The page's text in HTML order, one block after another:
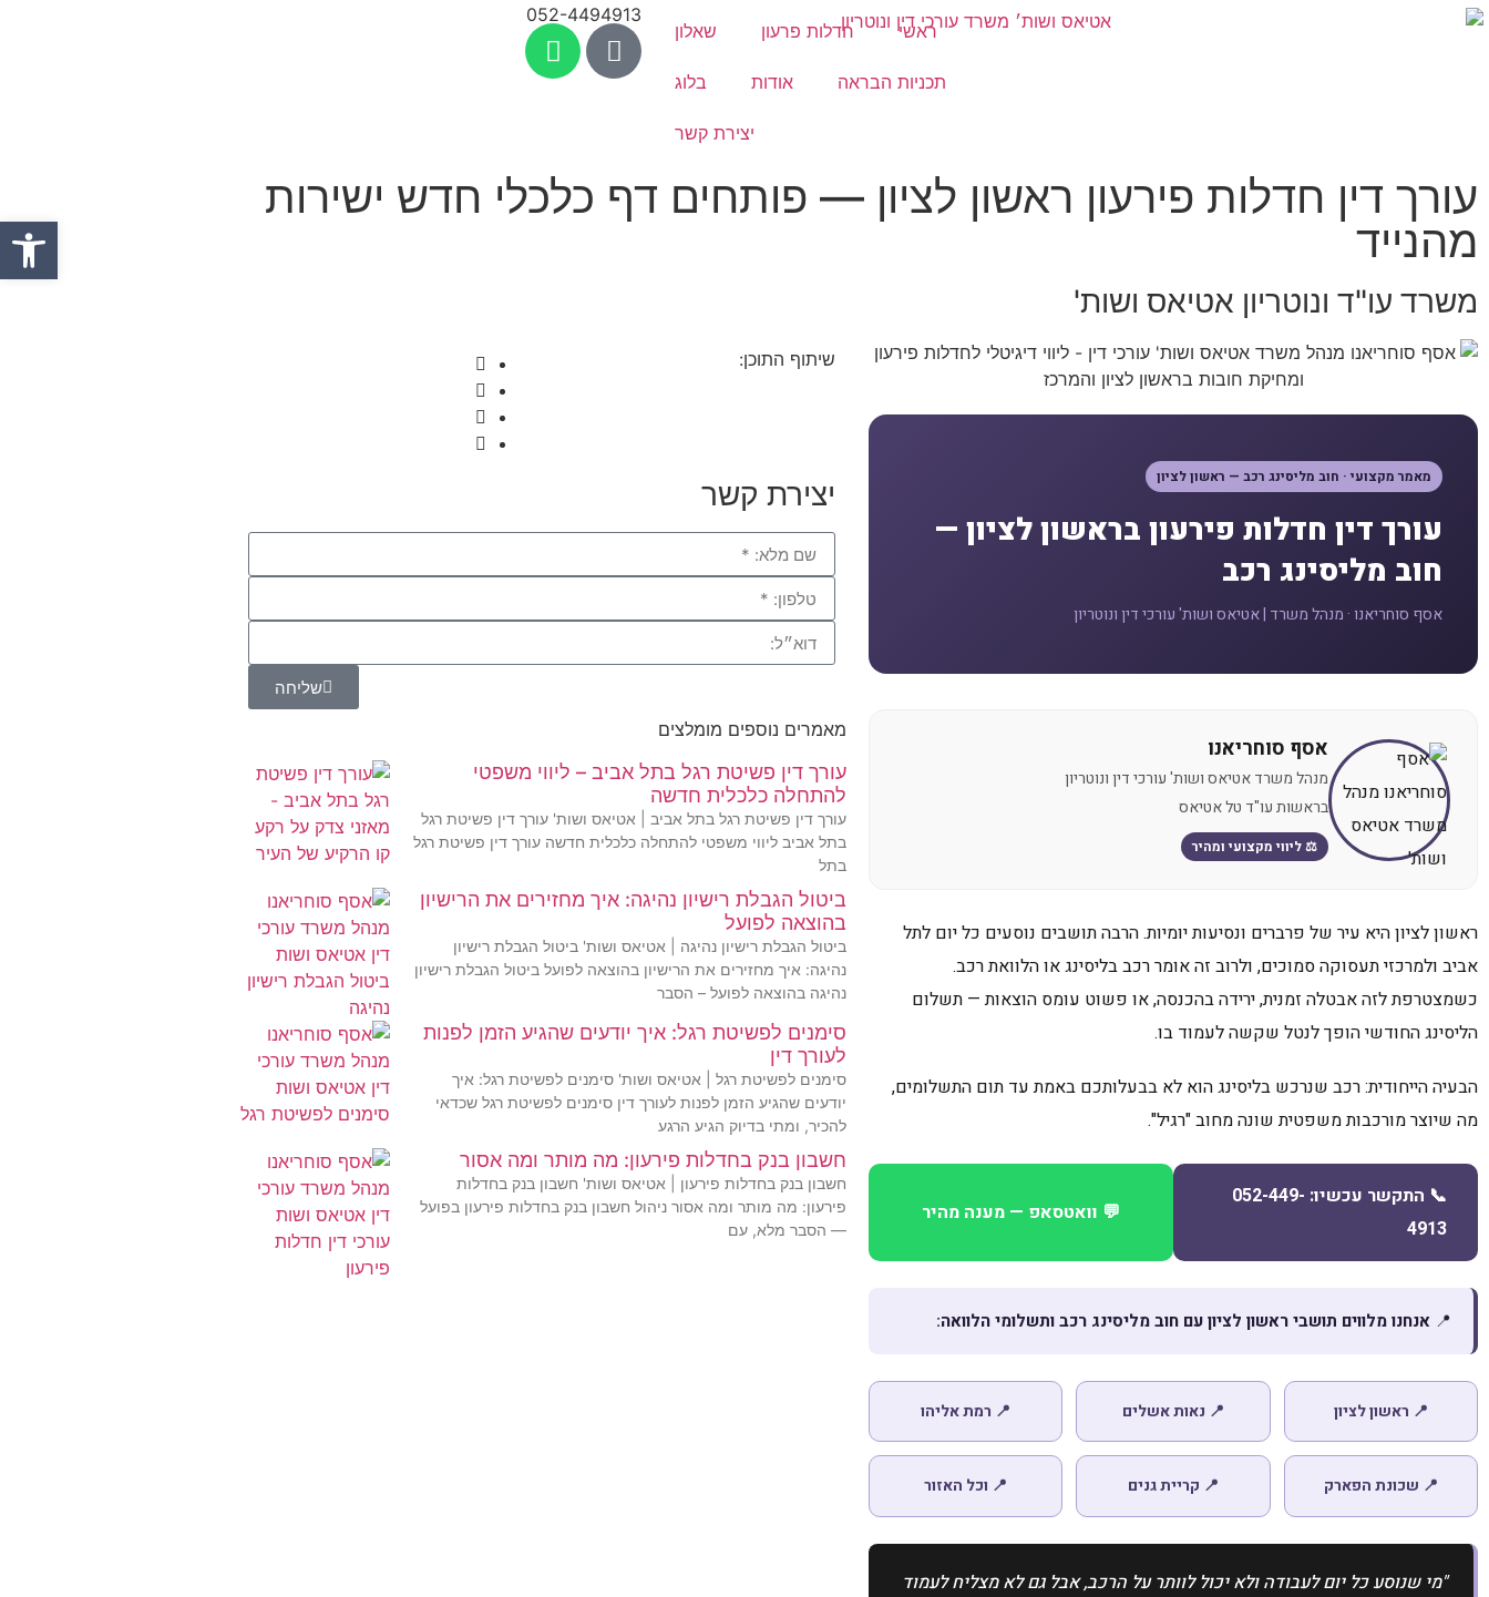
ראשי חדלות פרעון שאלון
תכניות הבראה אודות בלוג
יצירת קשר
052-4494913
עורך דין חדלות פירעון ראשון לציון — פותחים דף כלכלי חדש ישירות
מהנייד
משרד עו"ד ונוטריון אטיאס ושות'
מאמר מקצועי · חוב מליסינג רכב — ראשון לציון
עורך דין חדלות פירעון בראשון לציון —
חוב מליסינג רכב
אסף סוחריאנו · מנהל משרד | אטיאס ושות' עורכי דין ונוטריון
אסף סוחריאנו
מנהל משרד אטיאס ושות' עורכי דין ונוטריון
בראשות עו"ד טל אטיאס
⚖️ ליווי מקצועי ומהיר
ראשון לציון היא עיר של פרברים ונסיעות יומיות. הרבה תושבים נוסעים כל יום לתל
אביב ולמרכזי תעסוקה סמוכים, ולרוב זה אומר רכב בליסינג או הלוואת רכב.
כשמצטרפת לזה אבטלה זמנית, ירידה בהכנסה, או פשוט עומס הוצאות — תשלום
הליסינג החודשי הופך לנטל שקשה לעמוד בו.
הבעיה הייחודית: רכב שנרכש בליסינג הוא לא בבעלותכם באמת עד תום התשלומים,
מה שיוצר מורכבות משפטית שונה מחוב "רגיל".
📞 התקשר עכשיו: 052-449-
4913
💬 וואטסאפ — מענה מהיר
📍 אנחנו מלווים תושבי ראשון לציון עם חוב מליסינג רכב ותשלומי הלוואה:
📍 ראשון לציון 📍 נאות אשלים 📍 רמת אליהו
📍 שכונת הפארק 📍 קריית גנים 📍 וכל האזור
"מי שנוסע כל יום לעבודה ולא יכול לוותר על הרכב, אבל גם לא מצליח לעמוד
שיתוף התוכן:
יצירת קשר
שליחה
מאמרים נוספים מומלצים
עורך דין פשיטת רגל בתל אביב – ליווי משפטי
להתחלה כלכלית חדשה
עורך דין פשיטת רגל בתל אביב | אטיאס ושות' עורך דין פשיטת רגל
בתל אביב ליווי משפטי להתחלה כלכלית חדשה עורך דין פשיטת רגל
בתל
ביטול הגבלת רישיון נהיגה: איך מחזירים את הרישיון
בהוצאה לפועל
ביטול הגבלת רישיון נהיגה | אטיאס ושות' ביטול הגבלת רישיון
נהיגה: איך מחזירים את הרישיון בהוצאה לפועל ביטול הגבלת רישיון
נהיגה בהוצאה לפועל – הסבר
סימנים לפשיטת רגל: איך יודעים שהגיע הזמן לפנות
לעורך דין
סימנים לפשיטת רגל | אטיאס ושות' סימנים לפשיטת רגל: איך
יודעים שהגיע הזמן לפנות לעורך דין סימנים לפשיטת רגל שכדאי
להכיר, ומתי בדיוק הגיע הרגע
חשבון בנק בחדלות פירעון: מה מותר ומה אסור
חשבון בנק בחדלות פירעון | אטיאס ושות' חשבון בנק בחדלות
פירעון: מה מותר ומה אסור ניהול חשבון בנק בחדלות פירעון בפועל
— הסבר מלא, עם
פתח